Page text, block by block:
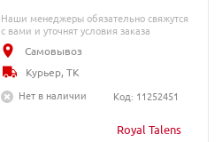
Royal Talens
Наши менеджеры обязательно свяжутся
с вами и уточнят условия заказа
Самовывоз
Курьер, ТК
Нет в наличии
Код: 11252451